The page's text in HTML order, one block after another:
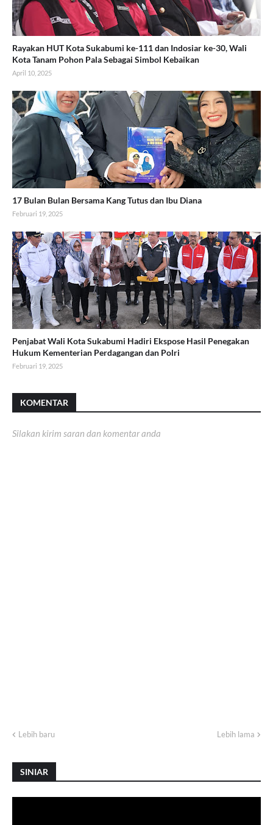
Rayakan HUT Kota Sukabumi ke-111 dan Indosiar ke-30, Wali
Kota Tanam Pohon Pala Sebagai Simbol Kebaikan
April 10, 2025
17 Bulan Bulan Bersama Kang Tutus dan Ibu Diana
Februari 19, 2025
Penjabat Wali Kota Sukabumi Hadiri Ekspose Hasil Penegakan
Hukum Kementerian Perdagangan dan Polri
Februari 19, 2025
KOMENTAR
Silakan kirim saran dan komentar anda
Lebih baru Lebih lama
SINIAR